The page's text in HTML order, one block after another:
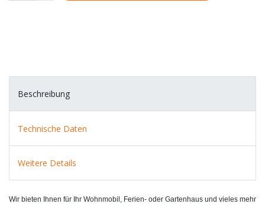
Beschreibung
Technische Daten
Weitere Details
Wir bieten Ihnen für Ihr Wohnmobil, Ferien- oder Gartenhaus und vieles mehr